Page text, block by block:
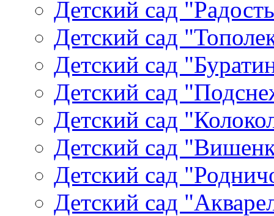
Детский сад
Детский сад
Детский сад
Детский сад
Детский сад
Детский сад
Детский сад
Детский сад